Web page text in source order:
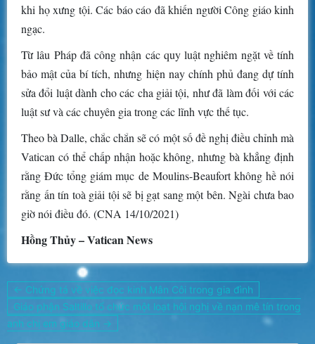
khi họ xưng tội. Các báo cáo đã khiến người Công giáo kinh
ngạc.
Từ lâu Pháp đã công nhận các quy luật nghiêm ngặt về tính
bảo mật của bí tích, nhưng hiện nay chính phủ đang dự tính
sửa đổi luật dành cho các cha giải tội, như đã làm đối với các
luật sư và các chuyên gia trong các lĩnh vực thế tục.
Theo bà Dalle, chắc chắn sẽ có một số đề nghị điều chỉnh mà
Vatican có thể chấp nhận hoặc không, nhưng bà khẳng định
rằng Đức tổng giám mục de Moulins-Beaufort không hề nói
rằng ấn tín toà giải tội sẽ bị gạt sang một bên. Ngài chưa bao
giờ nói điều đó. (CNA 14/10/2021)
Hồng Thủy – Vatican News
Điều
hướng
bài
viết
← Chứng tá về việc đọc kinh Mân Côi trong gia đình
Giáo phận Saltillo tổ chức một loạt hội nghị về nạn mê tín trong
anh chị em giáo dân →